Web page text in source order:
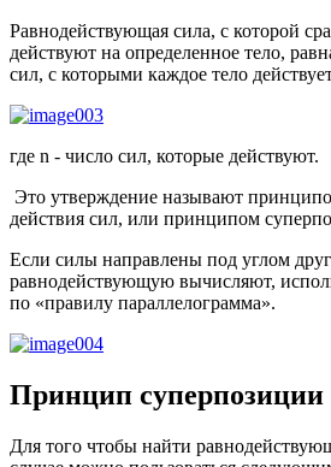
Равнодействующая сила, с которой
действуют на определенное тело,
сил, с которыми каждое тело
где n - число сил, которые действуют.
Это утверждение называют
действия сил, или принципом
Если силы направлены под углом
равнодействующую вычисляют,
по «правилу параллелограмма».
Принцип суперпозиции
Для того чтобы найти